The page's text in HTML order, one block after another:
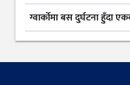
ग्वार्कोमा बस दुर्घटना हुँदा